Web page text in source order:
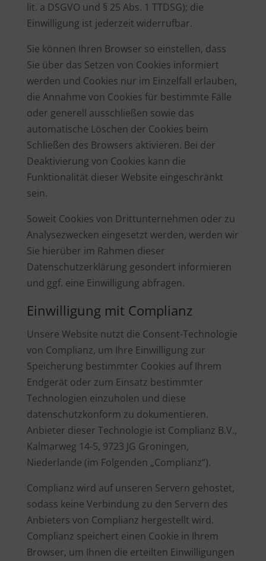
lit. a DSGVO und § 25 Abs. 1 TTDSG); die
Einwilligung ist jederzeit widerrufbar.
Sie können Ihren Browser so einstellen, dass
Sie über das Setzen von Cookies informiert
werden und Cookies nur im Einzelfall erlauben,
die Annahme von Cookies für bestimmte Fälle
oder generell ausschließen sowie das
automatische Löschen der Cookies beim
Schließen des Browsers aktivieren. Bei der
Deaktivierung von Cookies kann die
Funktionalität dieser Website eingeschränkt
sein.
Soweit Cookies von Drittunternehmen oder zu
Analysezwecken eingesetzt werden, werden wir
Sie hierüber im Rahmen dieser
Datenschutzerklärung gesondert informieren
und ggf. eine Einwilligung abfragen.
Einwilligung mit Complianz
Unsere Website nutzt die Consent-Technologie
von Complianz, um Ihre Einwilligung zur
Speicherung bestimmter Cookies auf Ihrem
Endgerät oder zum Einsatz bestimmter
Technologien einzuholen und diese
datenschutzkonform zu dokumentieren.
Anbieter dieser Technologie ist Complianz B.V.,
Kalmarweg 14-5, 9723 JG Groningen,
Niederlande (im Folgenden „Complianz“).
Complianz wird auf unseren Servern gehostet,
sodass keine Verbindung zu den Servern des
Anbieters von Complianz hergestellt wird.
Complianz speichert einen Cookie in Ihrem
Browser, um Ihnen die erteilten Einwilligungen